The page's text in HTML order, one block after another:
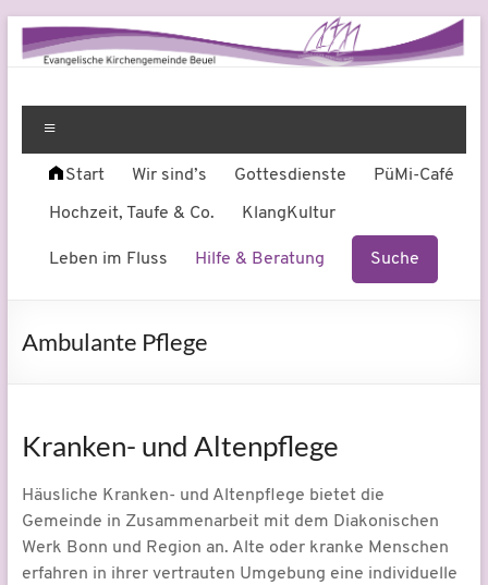
Zum
Inhalt
springen
Evangelische
Kirchengemeinde
Beuel
am
Start Wir sind’s Gottesdienste PüMi-Café
Hochzeit, Taufe & Co. KlangKultur
Leben im Fluss Hilfe & Beratung Suche
Ambulante Pflege
Kranken- und Altenpflege
Häusliche Kranken- und Altenpflege bietet die
Gemeinde in Zusammenarbeit mit dem Diakonischen
Werk Bonn und Region an. Alte oder kranke Menschen
erfahren in ihrer vertrauten Umgebung eine individuelle